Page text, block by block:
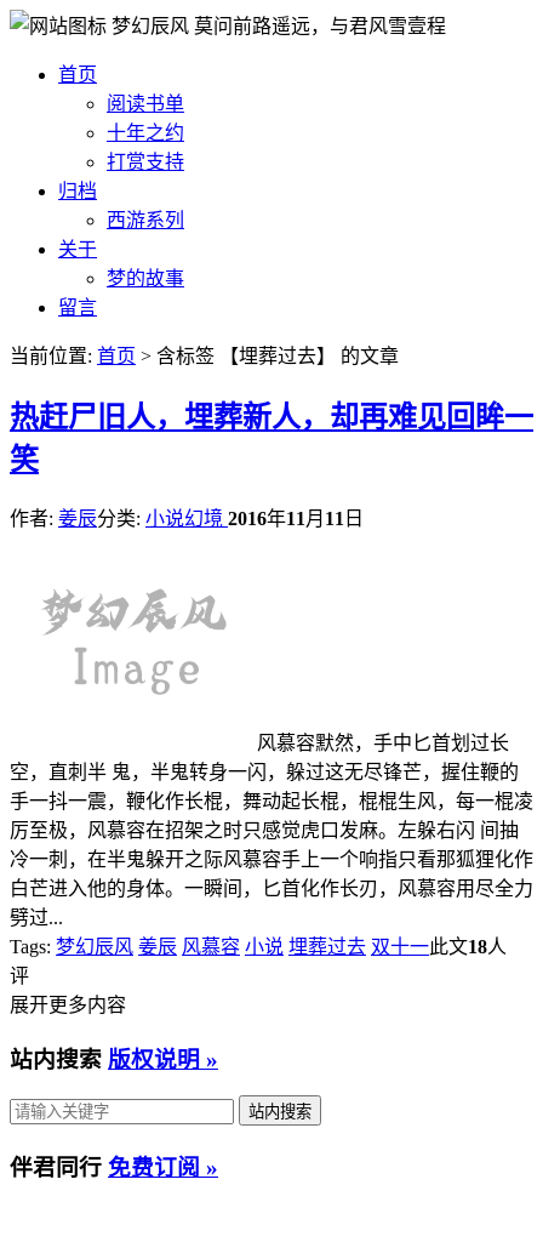
梦幻辰风 莫问前路遥远，与君风雪壹程
首页
阅读书单
十年之约
打赏支持
归档
西游系列
关于
梦的故事
留言
当前位置: 首页 > 含标签 【埋葬过去】 的文章
热赶尸旧人，埋葬新人，却再难见回眸一
笑
作者: 姜辰分类: 小说幻境 2016年11 月 11 日
风慕容默然，手中匕首划过长
空，直刺半 鬼，半鬼转身一闪，躲过这无尽锋芒，握住鞭的
手一抖一震，鞭化作长棍，舞动起长棍，棍棍生风，每一棍凌
厉至极，风慕容在招架之时只感觉虎口发麻。左躲右闪 间抽
冷一刺，在半鬼躲开之际风慕容手上一个响指只看那狐狸化作
白芒进入他的身体。一瞬间，匕首化作长刃，风慕容用尽全力
劈过...
Tags: 梦幻辰风 姜辰 风慕容 小说 埋葬过去 双十一此文18人
评
展开更多内容
站内搜索 版权说明 »
伴君同行 免费订阅 »